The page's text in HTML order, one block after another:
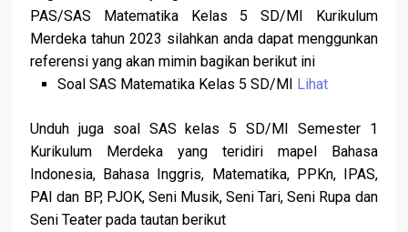
PAS/SAS Matematika Kelas 5 SD/MI Kurikulum
Merdeka tahun 2023 silahkan anda dapat menggunkan
referensi yang akan mimin bagikan berikut ini
Soal SAS Matematika Kelas 5 SD/MI Lihat
Unduh juga soal SAS kelas 5 SD/MI Semester 1
Kurikulum Merdeka yang teridiri mapel Bahasa
Indonesia, Bahasa Inggris, Matematika, PPKn, IPAS,
PAI dan BP, PJOK, Seni Musik, Seni Tari, Seni Rupa dan
Seni Teater pada tautan berikut